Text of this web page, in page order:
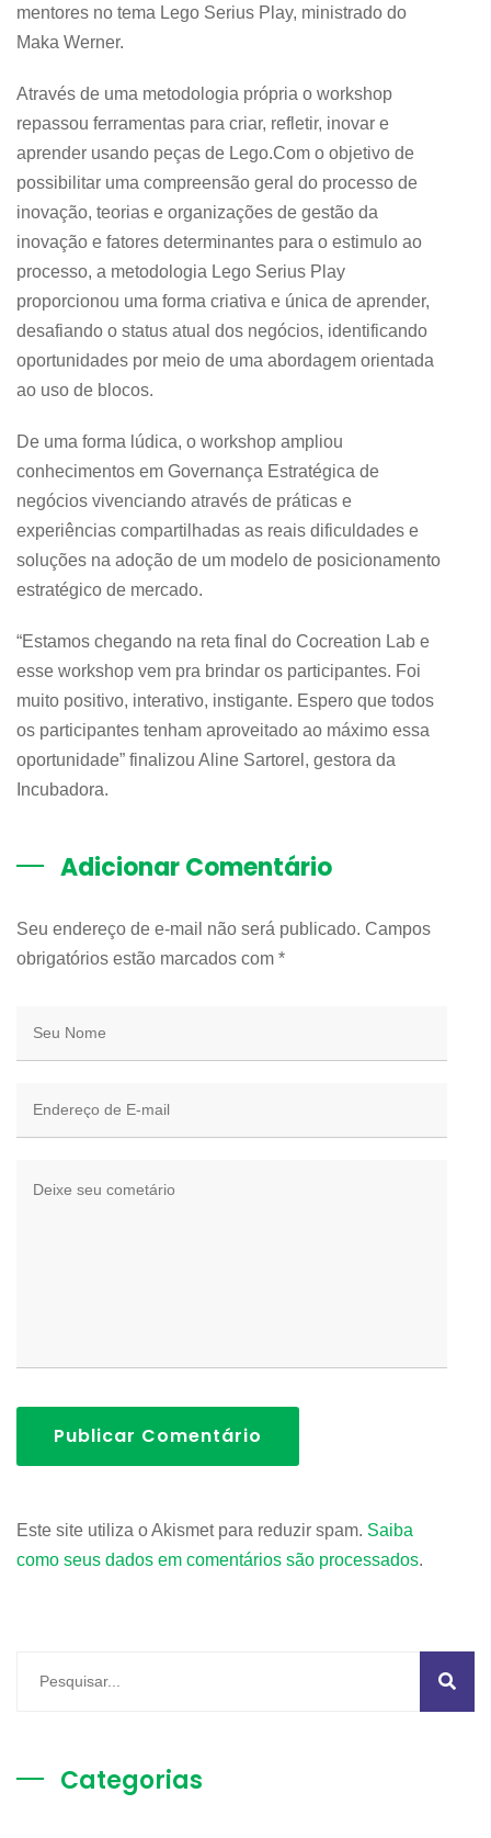
mentores no tema Lego Serius Play, ministrado do
Maka Werner.
Através de uma metodologia própria o workshop
repassou ferramentas para criar, refletir, inovar e
aprender usando peças de Lego.Com o objetivo de
possibilitar uma compreensão geral do processo de
inovação, teorias e organizações de gestão da
inovação e fatores determinantes para o estimulo ao
processo, a metodologia Lego Serius Play
proporcionou uma forma criativa e única de aprender,
desafiando o status atual dos negócios, identificando
oportunidades por meio de uma abordagem orientada
ao uso de blocos.
De uma forma lúdica, o workshop ampliou
conhecimentos em Governança Estratégica de
negócios vivenciando através de práticas e
experiências compartilhadas as reais dificuldades e
soluções na adoção de um modelo de posicionamento
estratégico de mercado.
“Estamos chegando na reta final do Cocreation Lab e
esse workshop vem pra brindar os participantes. Foi
muito positivo, interativo, instigante. Espero que todos
os participantes tenham aproveitado ao máximo essa
oportunidade” finalizou Aline Sartorel, gestora da
Incubadora.
Adicionar Comentário
Seu endereço de e-mail não será publicado. Campos
obrigatórios estão marcados com *
Publicar Comentário
Este site utiliza o Akismet para reduzir spam. Saiba
como seus dados em comentários são processados.
Categorias